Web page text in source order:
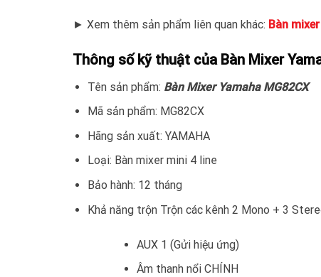
► Xem thêm sản phẩm liên quan khác: Bàn
Thông số kỹ thuật của Bàn Mixer
Tên sản phẩm: Bàn Mixer Yamaha MG82CX
Mã sản phẩm: MG82CX
Hãng sản xuất: YAMAHA
Loại: Bàn mixer mini 4 line
Bảo hành: 12 tháng
Khả năng trộn Trộn các kênh 2 Mono + 3
AUX 1 (Gửi hiệu ứng)
Âm thanh nổi CHÍNH